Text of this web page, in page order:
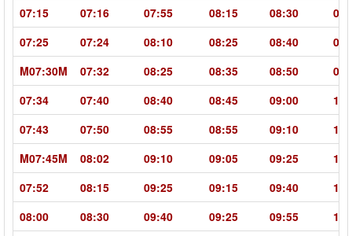
07:15
07:16 07:55 08:15 08:30
07:25
07:24 08:10 08:25 08:40
M07:30M
07:32 08:25 08:35 08:50
07:34
07:40 08:40 08:45 09:00
07:43
07:50 08:55 08:55 09:10
M07:45M
08:02 09:10 09:05 09:25
07:52
08:15 09:25 09:15 09:40
08:00
08:30 09:40 09:25 09:55